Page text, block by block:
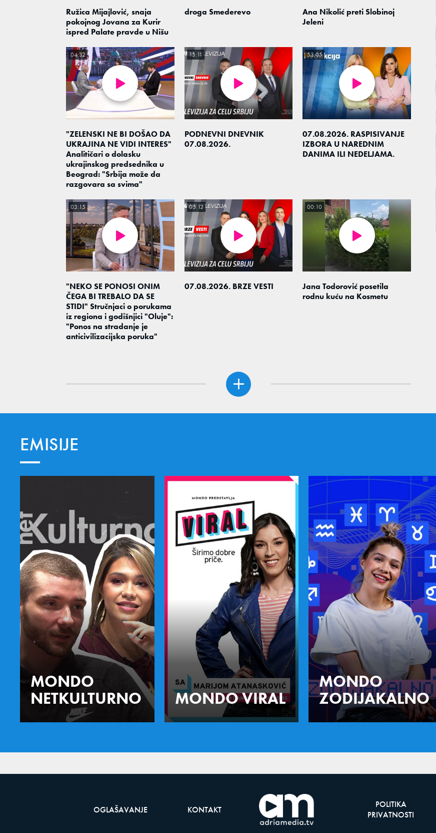
Ružica Mijajlović, snaja
pokojnog Jovana za Kurir
ispred Palate pravde u Nišu
droga Smederevo
Ana Nikolić preti Slobinoj
Jeleni
"ZELENSKI NE BI DOŠAO DA
UKRAJINA NE VIDI INTERES"
Analitičari o dolasku
ukrajinskog predsednika u
Beograd: "Srbija može da
razgovara sa svima"
04:32
PODNEVNI DNEVNIK
07.08.2026.
15:11
07.08.2026. RASPISIVANJE
IZBORA U NAREDNIM
DANIMA ILI NEDELJAMA.
53:05
"NEKO SE PONOSI ONIM
ČEGA BI TREBALO DA SE
STIDI" Stručnjaci o porukama
iz regiona i godišnjici "Oluje":
"Ponos na stradanje je
anticivilizacijska poruka"
03:15
07.08.2026. BRZE VESTI
05:12
Jana Todorović posetila
rodnu kuću na Kosmetu
00:10
EMISIJE
MONDO
NETKULTURNO
MONDO VIRAL
MONDO
ZODIJAKALNO
OGLAŠAVANJE KONTAKT
POLITIKA
PRIVATNOSTI